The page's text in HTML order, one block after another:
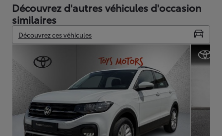
Découvrez d'autres véhicules d'occasion
similaires
Découvrez ces véhicules